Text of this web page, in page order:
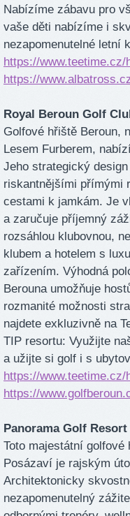
Nabízíme zábavu pro
vaše děti nabízíme i
nezapomenutelné letní
https://
https://
Royal Beroun Golf
Golfové hřiště Beroun,
Lesem Furberem,
Jeho strategický
riskantnějšími přímými
cestami k jamkám. Je
a zaručuje příjemný
rozsáhlou klubovnou,
klubem a hotelem s
zařízením. Výhodná
Berouna umožňuje
rozmanité možnosti
najdete exkluzivně na
TIP resortu: Využijte
a užijte si golf i s
https://www.teetime.cz/
https://
Panorama Golf
Toto majestátní golfové
Posázaví je rajským
Architektonicky
nezapomenutelný